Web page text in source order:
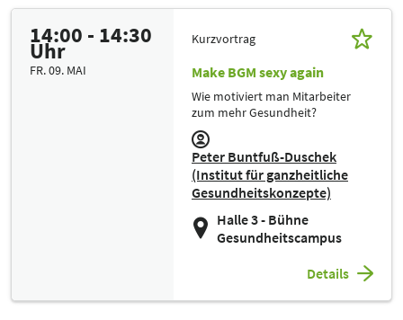
14:00 - 14:30
Uhr
FR. 09. MAI
Kurzvortrag
Make BGM sexy again
Wie motiviert man Mitarbeiter
zum mehr Gesundheit?
Peter Buntfuß-Duschek
(Institut für ganzheitliche
Gesundheitskonzepte)
Halle 3 - Bühne
Gesundheitscampus
Details